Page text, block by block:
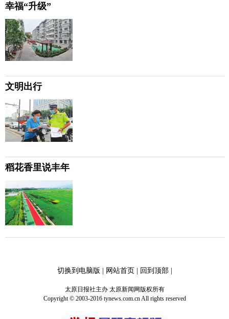
幸福“升级”
文明出行
稻花香里说丰年
切换到电脑版 网站首页 回到顶部|
太原日报社主办 太原新闻网版权所有
Copyright © 2003-2016 tynews.com.cn All rights reserved